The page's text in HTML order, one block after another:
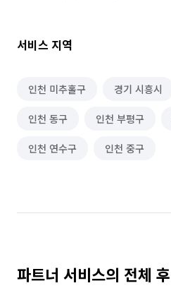
서비스 지역
인천 미추홀구 경기 시흥시
인천 동구 인천 부평구
인천 연수구 인천 중구
파트너 서비스의 전체